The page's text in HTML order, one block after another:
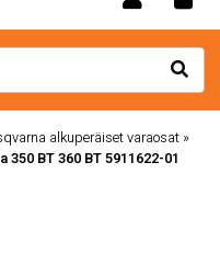
alkuperäiset varaosat »
350 BT 360 BT 5911622-01